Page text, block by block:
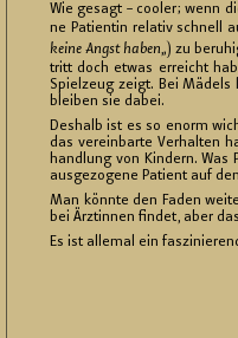
Wie ge­sagt – coo­ler; wenn
ne Pa­ti­en­tin re­la­tiv schnell
keine Angst haben„) zu
tritt doch etwas er­reicht
Spiel­zeug zeigt. Bei
blei­ben sie dabei.
Des­halb ist es so enorm
das ver­ein­bar­te Ver­hal­ten
hand­lung von Kin­dern. Was
aus­ge­zo­ge­ne Pa­ti­ent auf
Man könn­te den Faden
bei Ärz­tin­nen fin­det, aber
Es ist al­le­mal ein